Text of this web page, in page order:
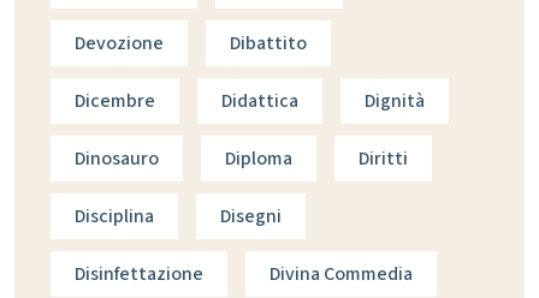
Devozione Dibattito
Dicembre Didattica Dignità
Dinosauro Diploma Diritti
Disciplina Disegni
Disinfettazione Divina Commedia